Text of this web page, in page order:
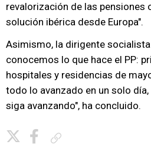
revalorización de las pensiones
solución ibérica desde Europa".
Asimismo, la dirigente
conocemos lo que hace el PP:
hospitales y residencias de
todo lo avanzado en un solo
siga avanzando", ha concluido.